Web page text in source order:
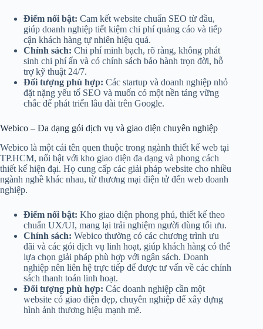
Điểm nổi bật: Cam kết website chuẩn SEO từ đầu,
giúp doanh nghiệp tiết kiệm chi phí quảng cáo và tiếp
cận khách hàng tự nhiên hiệu quả.
Chính sách: Chi phí minh bạch, rõ ràng, không phát
sinh chi phí ẩn và có chính sách bảo hành trọn đời, hỗ
trợ kỹ thuật 24/7.
Đối tượng phù hợp: Các startup và doanh nghiệp nhỏ
đặt nặng yếu tố SEO và muốn có một nền tảng vững
chắc để phát triển lâu dài trên Google.
Webico – Đa dạng gói dịch vụ và giao diện chuyên nghiệp
Webico là một cái tên quen thuộc trong ngành thiết kế web tại
TP.HCM, nổi bật với kho giao diện đa dạng và phong cách
thiết kế hiện đại. Họ cung cấp các giải pháp website cho nhiều
ngành nghề khác nhau, từ thương mại điện tử đến web doanh
nghiệp.
Điểm nổi bật: Kho giao diện phong phú, thiết kế theo
chuẩn UX/UI, mang lại trải nghiệm người dùng tối ưu.
Chính sách: Webico thường có các chương trình ưu
đãi và các gói dịch vụ linh hoạt, giúp khách hàng có thể
lựa chọn giải pháp phù hợp với ngân sách. Doanh
nghiệp nên liên hệ trực tiếp để được tư vấn về các chính
sách thanh toán linh hoạt.
Đối tượng phù hợp: Các doanh nghiệp cần một
website có giao diện đẹp, chuyên nghiệp để xây dựng
hình ảnh thương hiệu mạnh mẽ.